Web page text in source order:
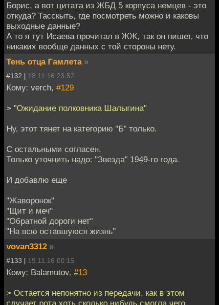
Борис, а вот цитата из ЖБД 5 корпуса немцев - это
откуда? Тасскыть, где посмотреть можно и каковы
выходные данные?
А то я тут Исаева прочитал в ЖЖ, так он пишет, что
никаких вообще данных с той стороны нету.
Тень отца Гамлета »
#132 | 18.11.16 23:52
Кому: verch, #129
> "Ожидание полковника Шалыгина"
Ну, этот тянет на категорию "Б" только.
С остальными согласен.
Только уточнить надо: "Звезда" 1949-го года.
И добавлю еще
"Жаворонок"
"Щит и меч"
"Обратной дороги нет"
"На всю оставшуюся жизнь"
vovan3312 »
#133 | 19.11.16 00:15
Кому: Balamutov, #13
> Остается непонятно из передачи, как в этом